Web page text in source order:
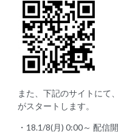
また、下記のサイトにて
がスタートします。
・18.1/8(月) 0:00～ 配信